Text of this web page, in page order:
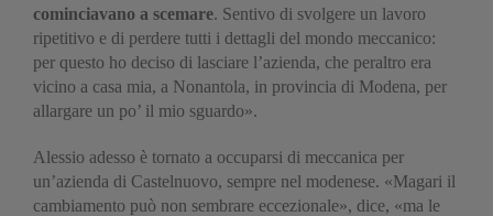
cominciavano a scemare. Sentivo di svolgere un lavoro
ripetitivo e di perdere tutti i dettagli del mondo meccanico:
per questo ho deciso di lasciare l’azienda, che peraltro era
vicino a casa mia, a Nonantola, in provincia di Modena, per
allargare un po’ il mio sguardo».
Alessio adesso è tornato a occuparsi di meccanica per
un’azienda di Castelnuovo, sempre nel modenese. «Magari il
cambiamento può non sembrare eccezionale», dice, «ma le